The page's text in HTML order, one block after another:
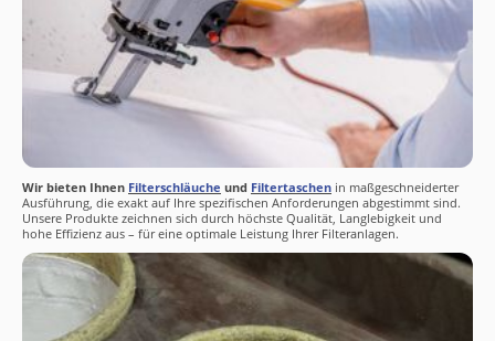
Wir bieten Ihnen Filterschläuche und Filtertaschen in maßgeschneiderter
Ausführung, die exakt auf Ihre spezifischen Anforderungen abgestimmt sind.
Unsere Produkte zeichnen sich durch höchste Qualität, Langlebigkeit und
hohe Effizienz aus – für eine optimale Leistung Ihrer Filteranlagen.